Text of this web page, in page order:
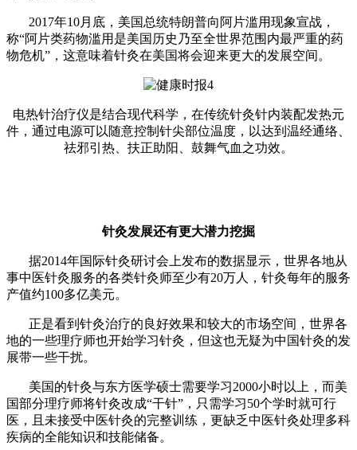
2017年10月底，美国总统特朗普向阿片滥用现象宣战，
称“阿片类药物滥用是美国历史乃至全世界范围内最严重的药
物危机”，这意味着针灸在美国将会迎来更大的发展空间。
电热针治疗仪是结合现代科学，在传统针灸针内装配发热元
件，通过电源可以随意控制针尖部位温度，以达到温经通络、
祛邪引热、扶正助阳、鼓舞气血之功效。
针灸发展还有更大潜力挖掘
据2014年国际针灸研讨会上发布的数据显示，世界各地从
事中医针灸服务的各类针灸师至少有20万人，针灸每年的服务
产值约100多亿美元。
正是看到针灸治疗的良好效果和较大的市场空间，世界各
地的一些理疗师也开始学习针灸，但这也无疑为中国针灸的发
展带一些干扰。
美国的针灸与东方医学硕士需要学习2000小时以上，而美
国部分理疗师将针灸改成“干针”，只需学习50个学时就可行
医，且未接受中医针灸的完整训练，更缺乏中医针灸处理多科
疾病的全能知识和技能储备。